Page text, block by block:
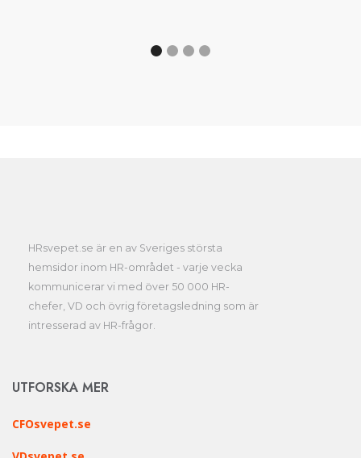
HRsvepet.se är en av Sveriges största
hemsidor inom HR-området - varje vecka
kommunicerar vi med över 50 000 HR-
chefer, VD och övrig företagsledning som är
intresserad av HR-frågor.
UTFORSKA MER
CFOsvepet.se